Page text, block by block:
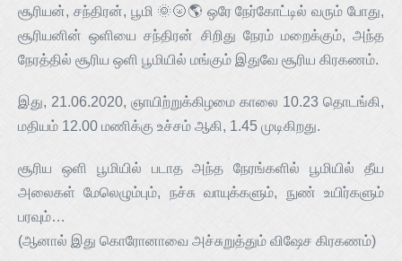
சூரியன், சந்திரன், பூமி 🌞🌝🌎 ஒரே நேர்கோட்டில் வரும் போது,
சூரியனின் ஒளியை சந்திரன் சிறிது நேரம் மறைக்கும், அந்த
நேரத்தில் சூரிய ஒளி பூமியில் மங்கும் இதுவே சூரிய கிரகணம்.
இது, 21.06.2020, ஞாயிற்றுக்கிழமை காலை 10.23 தொடங்கி,
மதியம் 12.00 மணிக்கு உச்சம் ஆகி, 1.45 முடிகிறது.
சூரிய ஒளி பூமியில் படாத அந்த நேரங்களில் பூமியில் தீய
அலைகள் மேலெழும்பும், நச்சு வாயுக்களும், நுண் உயிர்களும்
பரவும்…
(ஆனால் இது கொரோனாவை அச்சுறுத்தும் விஷேச கிரகணம்)